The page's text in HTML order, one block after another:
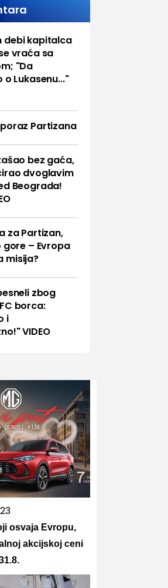
debi kapitalca
vraća sa
"Da
o Lukasenu..."
Partizana
bez gaća,
dvoglavim
Beograda!
za Partizan,
gore – Evropa
misija?
zbog
borca:
i
VIDEO
osvaja Evropu,
akcijskoj ceni